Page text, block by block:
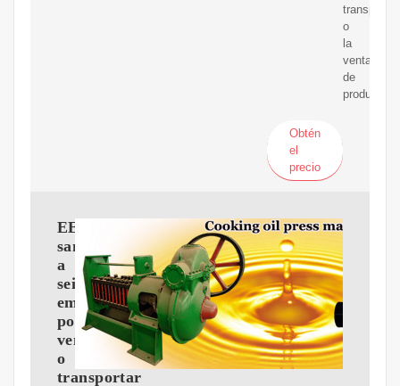
transporte
o
la
venta
de
productos
Obtén
el
precio
EE.UU.
sanciona
a
seis
empresas
por
vender
o
transportar